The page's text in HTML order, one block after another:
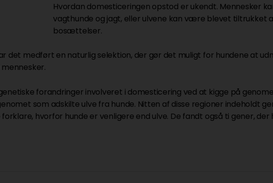
Hvordan domesticeringen opstod er ukendt. Mennesker
vagthunde og jagt, eller ulvene kan være blevet tiltrukket
bosættelser.
det medført en naturlig selektion, der gør det muligt for hundene at
forandringer involveret i domesticering ved at kigge på
som adskilte ulve fra hunde. Nitten af disse regioner indeholdt
hvorfor hunde er venligere end ulve. De fandt også ti gener,